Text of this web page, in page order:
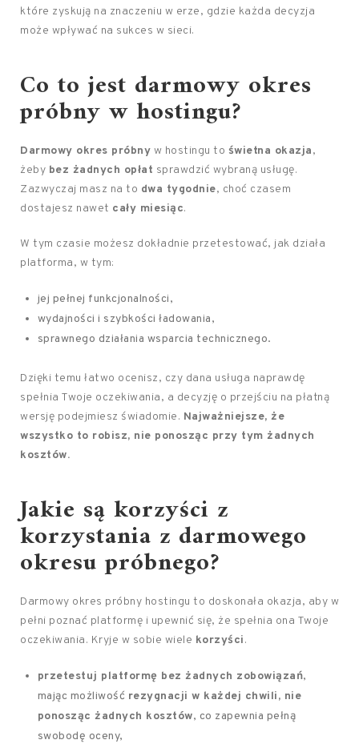
które zyskują na znaczeniu w erze, gdzie każda decyzja
może wpływać na sukces w sieci.
Co to jest darmowy okres
próbny w hostingu?
Darmowy okres próbny w hostingu to świetna okazja,
żeby bez żadnych opłat sprawdzić wybraną usługę.
Zazwyczaj masz na to dwa tygodnie, choć czasem
dostajesz nawet cały miesiąc.
W tym czasie możesz dokładnie przetestować, jak działa
platforma, w tym:
jej pełnej funkcjonalności,
wydajności i szybkości ładowania,
sprawnego działania wsparcia technicznego.
Dzięki temu łatwo ocenisz, czy dana usługa naprawdę
spełnia Twoje oczekiwania, a decyzję o przejściu na płatną
wersję podejmiesz świadomie. Najważniejsze, że
wszystko to robisz, nie ponosząc przy tym żadnych
kosztów.
Jakie są korzyści z
korzystania z darmowego
okresu próbnego?
Darmowy okres próbny hostingu to doskonała okazja, aby w
pełni poznać platformę i upewnić się, że spełnia ona Twoje
oczekiwania. Kryje w sobie wiele korzyści.
przetestuj platformę bez żadnych zobowiązań,
mając możliwość rezygnacji w każdej chwili, nie
ponosząc żadnych kosztów, co zapewnia pełną
swobodę oceny,